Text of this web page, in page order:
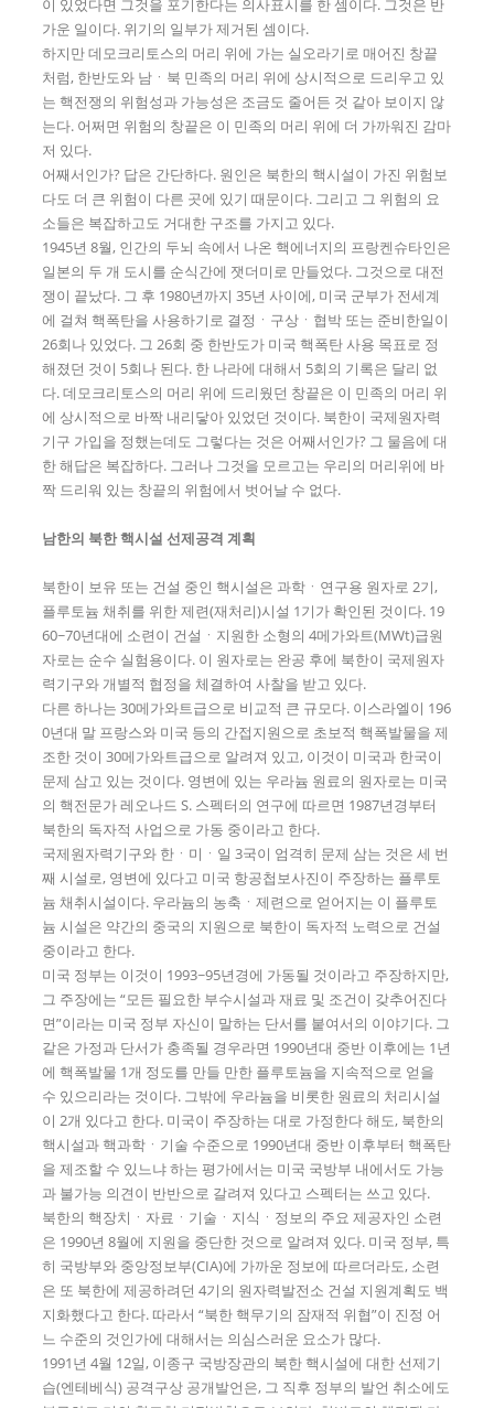
이 있었다면 그것을 포기한다는 의사표시를 한 셈이다. 그것은 반
가운 일이다. 위기의 일부가 제거된 셈이다.
하지만 데모크리토스의 머리 위에 가는 실오라기로 매어진 창끝
처럼, 한반도와 남ㆍ북 민족의 머리 위에 상시적으로 드리우고 있
는 핵전쟁의 위험성과 가능성은 조금도 줄어든 것 같아 보이지 않
는다. 어쩌면 위험의 창끝은 이 민족의 머리 위에 더 가까워진 감마
저 있다.
어째서인가? 답은 간단하다. 원인은 북한의 핵시설이 가진 위험보
다도 더 큰 위험이 다른 곳에 있기 때문이다. 그리고 그 위험의 요
소들은 복잡하고도 거대한 구조를 가지고 있다.
1945년 8월, 인간의 두뇌 속에서 나온 핵에너지의 프랑켄슈타인은
일본의 두 개 도시를 순식간에 잿더미로 만들었다. 그것으로 대전
쟁이 끝났다. 그 후 1980년까지 35년 사이에, 미국 군부가 전세계
에 걸쳐 핵폭탄을 사용하기로 결정ㆍ구상ㆍ협박 또는 준비한일이
26회나 있었다. 그 26회 중 한반도가 미국 핵폭탄 사용 목표로 정
해졌던 것이 5회나 된다. 한 나라에 대해서 5회의 기록은 달리 없
다. 데모크리토스의 머리 위에 드리웠던 창끝은 이 민족의 머리 위
에 상시적으로 바짝 내리닿아 있었던 것이다. 북한이 국제원자력
기구 가입을 정했는데도 그렇다는 것은 어째서인가? 그 물음에 대
한 해답은 복잡하다. 그러나 그것을 모르고는 우리의 머리위에 바
짝 드리워 있는 창끝의 위험에서 벗어날 수 없다.
남한의 북한 핵시설 선제공격 계획
북한이 보유 또는 건설 중인 핵시설은 과학ㆍ연구용 원자로 2기,
플루토늄 채취를 위한 제련(재처리)시설 1기가 확인된 것이다. 19
60~70년대에 소련이 건설ㆍ지원한 소형의 4메가와트(MWt)급원
자로는 순수 실험용이다. 이 원자로는 완공 후에 북한이 국제원자
력기구와 개별적 협정을 체결하여 사찰을 받고 있다.
다른 하나는 30메가와트급으로 비교적 큰 규모다. 이스라엘이 196
0년대 말 프랑스와 미국 등의 간접지원으로 초보적 핵폭발물을 제
조한 것이 30메가와트급으로 알려져 있고, 이것이 미국과 한국이
문제 삼고 있는 것이다. 영변에 있는 우라늄 원료의 원자로는 미국
의 핵전문가 레오나드 S. 스펙터의 연구에 따르면 1987년경부터
북한의 독자적 사업으로 가동 중이라고 한다.
국제원자력기구와 한ㆍ미ㆍ일 3국이 엄격히 문제 삼는 것은 세 번
째 시설로, 영변에 있다고 미국 항공첩보사진이 주장하는 플루토
늄 채취시설이다. 우라늄의 농축ㆍ제련으로 얻어지는 이 플루토
늄 시설은 약간의 중국의 지원으로 북한이 독자적 노력으로 건설
중이라고 한다.
미국 정부는 이것이 1993~95년경에 가동될 것이라고 주장하지만,
그 주장에는 “모든 필요한 부수시설과 재료 및 조건이 갖추어진다
면”이라는 미국 정부 자신이 말하는 단서를 붙여서의 이야기다. 그
같은 가정과 단서가 충족될 경우라면 1990년대 중반 이후에는 1년
에 핵폭발물 1개 정도를 만들 만한 플루토늄을 지속적으로 얻을
수 있으리라는 것이다. 그밖에 우라늄을 비롯한 원료의 처리시설
이 2개 있다고 한다. 미국이 주장하는 대로 가정한다 해도, 북한의
핵시설과 핵과학ㆍ기술 수준으로 1990년대 중반 이후부터 핵폭탄
을 제조할 수 있느냐 하는 평가에서는 미국 국방부 내에서도 가능
과 불가능 의견이 반반으로 갈려져 있다고 스펙터는 쓰고 있다.
북한의 핵장치ㆍ자료ㆍ기술ㆍ지식ㆍ정보의 주요 제공자인 소련
은 1990년 8월에 지원을 중단한 것으로 알려져 있다. 미국 정부, 특
히 국방부와 중앙정보부(CIA)에 가까운 정보에 따르더라도, 소련
은 또 북한에 제공하려던 4기의 원자력발전소 건설 지원계획도 백
지화했다고 한다. 따라서 “북한 핵무기의 잠재적 위협”이 진정 어
느 수준의 것인가에 대해서는 의심스러운 요소가 많다.
1991년 4월 12일, 이종구 국방장관의 북한 핵시설에 대한 선제기
습(엔테베식) 공격구상 공개발언은, 그 직후 정부의 발언 취소에도